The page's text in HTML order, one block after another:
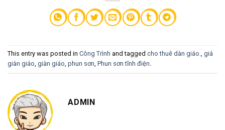
This entry was posted in Công Trình and tagged cho thuê dàn giáo., giá
giàn giáo, giàn giáo, phun sơn, Phun sơn tĩnh điện.
ADMIN